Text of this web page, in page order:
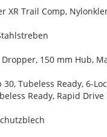
XR Trail Comp,
150 mm Hub,
Tubeless Ready, 6-
Ready, Rapid